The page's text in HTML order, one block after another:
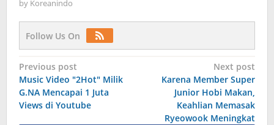
by Koreanindo
Follow Us On
Post
navigation
Previous post
Music Video "2Hot" Milik
G.NA Mencapai 1 Juta
Views di Youtube
Next post
Karena Member Super
Junior Hobi Makan,
Keahlian Memasak
Ryeowook Meningkat